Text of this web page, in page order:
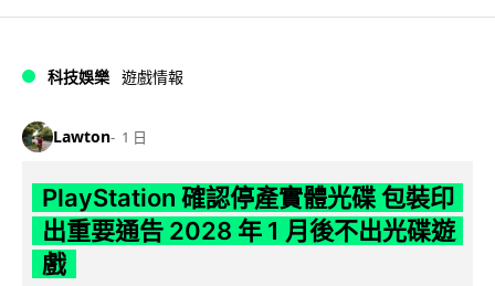
科技娛樂 遊戲情報
Lawton 1 日
PlayStation 確認停產實體光碟 包裝印
出重要通告 2028 年 1 月後不出光碟遊
戲